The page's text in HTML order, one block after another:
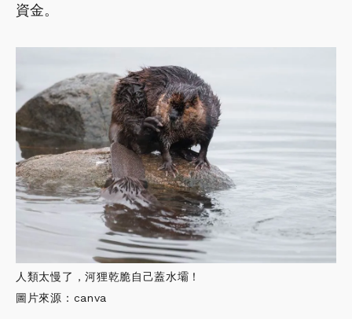
資金。
人類太慢了，河狸乾脆自己蓋水壩！
圖片來源：canva